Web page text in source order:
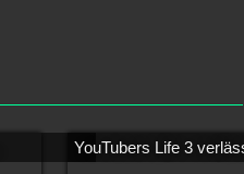
YouTubers Life 3